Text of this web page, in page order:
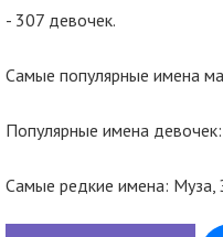
- 307 девочек.
Самые популярные имена
Популярные имена
Самые редкие имена: Муза,